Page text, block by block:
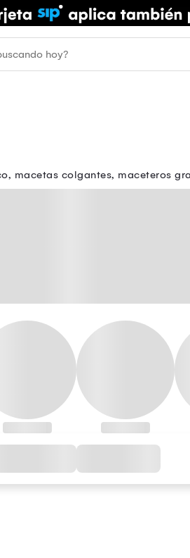
macetas colgantes, maceteros